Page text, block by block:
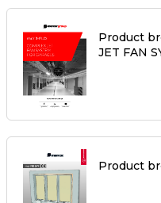
Product
JET FAN
Product